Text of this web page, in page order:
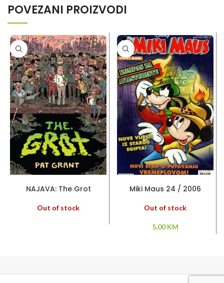
POVEZANI PROIZVODI
NAJAVA: The Grot
Out of stock
Miki Maus 24 / 2006
Out of stock
5,00KM